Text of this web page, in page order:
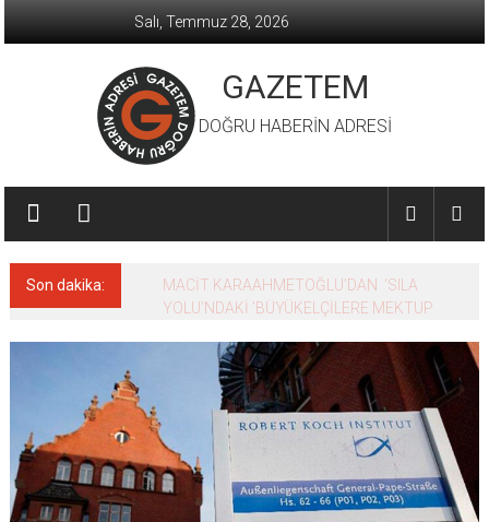
Salı, Temmuz 28, 2026
GAZETEM
DOĞRU HABERİN ADRESİ
Son dakika:
MACİT KARAAHMETOĞLU’DAN ‘SILA
YOLU’NDAKİ ’BÜYÜKELÇİLERE MEKTUP